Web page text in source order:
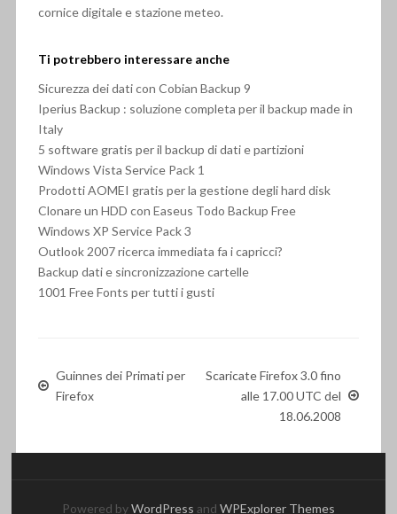
cornice digitale e stazione meteo.
Ti potrebbero interessare anche
Sicurezza dei dati con Cobian Backup 9
Iperius Backup : soluzione completa per il backup made in
Italy
5 software gratis per il backup di dati e partizioni
Windows Vista Service Pack 1
Prodotti AOMEI gratis per la gestione degli hard disk
Clonare un HDD con Easeus Todo Backup Free
Windows XP Service Pack 3
Outlook 2007 ricerca immediata fa i capricci?
Backup dati e sincronizzazione cartelle
1001 Free Fonts per tutti i gusti
Guinnes dei Primati per
Firefox
Scaricate Firefox 3.0 fino
alle 17.00 UTC del
18.06.2008
Powered byWordPress and WPExplorer Themes